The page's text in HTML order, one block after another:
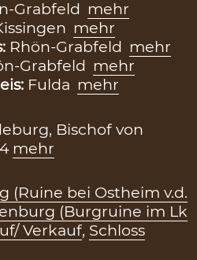
Grabfeld mehr
mehr
Rhön-Grabfeld mehr
Grabfeld mehr
Fulda mehr
Bischof von
mehr
(Ruine bei Ostheim v.d.
(Burgruine im Lk
Verkauf, Schloss